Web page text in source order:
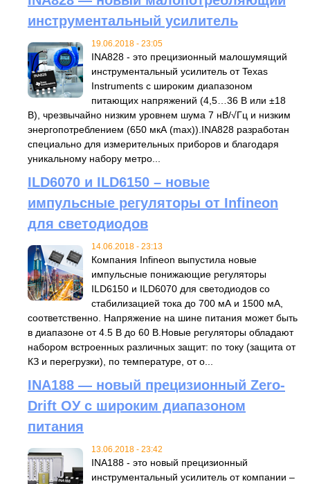
инструментальный усилитель
19.06.2018 - 23:05
INA828 - это прецизионный малошумящий
инструментальный усилитель от Texas
Instruments с широким диапазоном
питающих напряжений (4,5…36 В или ±18
В), чрезвычайно низким уровнем шума 7 нВ/√Гц и низким
энергопотреблением (650 мкА (max)).INA828 разработан
специально для измерительных приборов и благодаря
уникальному набору метро...
ILD6070 и ILD6150 – новые
импульсные регуляторы от Infineon
для светодиодов
14.06.2018 - 23:13
Компания Infineon выпустила новые
импульсные понижающие регуляторы
ILD6150 и ILD6070 для светодиодов со
стабилизацией тока до 700 мА и 1500 мА,
соответственно. Напряжение на шине питания может быть
в диапазоне от 4.5 В до 60 В.Новые регуляторы обладают
набором встроенных различных защит: по току (защита от
КЗ и перегрузки), по температуре, от о...
INA188 — новый прецизионный Zero-
Drift ОУ с широким диапазоном
питания
13.06.2018 - 23:42
INA188 - это новый прецизионный
инструментальный усилитель от компании –